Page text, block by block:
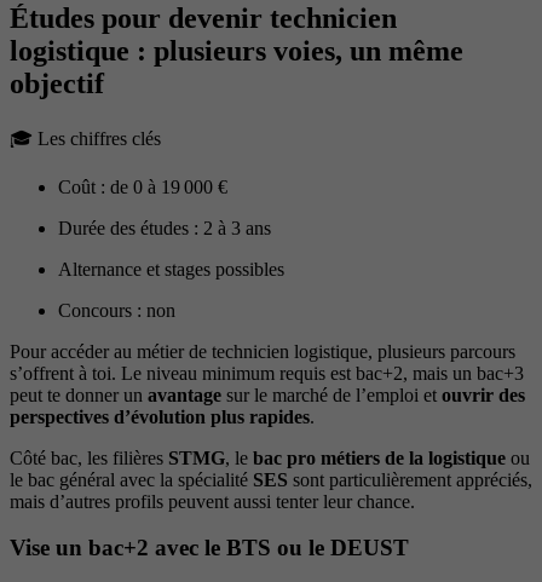
Études pour devenir technicien
logistique : plusieurs voies, un même
objectif
🎓 Les chiffres clés
Coût : de 0 à 19 000 €
Durée des études : 2 à 3 ans
Alternance et stages possibles
Concours : non
Pour accéder au métier de technicien logistique, plusieurs parcours
s’offrent à toi. Le niveau minimum requis est bac+2, mais un bac+3
peut te donner un avantage sur le marché de l’emploi et ouvrir des
perspectives d’évolution plus rapides.
Côté bac, les filières STMG, le bac pro métiers de la logistique ou
le bac général avec la spécialité SES sont particulièrement appréciés,
mais d’autres profils peuvent aussi tenter leur chance.
Vise un bac+2 avec le BTS ou le DEUST